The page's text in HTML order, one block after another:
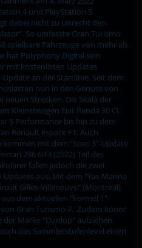
4 und PlayStation 5
dabei nicht zu Unrecht den
So umfasste Gran Turismo
spielbare Fahrzeuge von mehr als
hat Polyphony Digital sein
mit kostenlosen Updates
an der Startlinie. Seit dem
nun in den Genuss von
neuen Strecken. Die Skala der
Kleinstwagen Fiat Panda 30 CL
5 Performance bis hin zu dem
Renault Espace F1. Auch
kommen mit dem "Spec 3"-Update
296 GT3 (2022) Teil des
fallen jedoch die zwei
aus. Mit dem "Yas Marina
Gilles-Villeneuve" (Montreal)
dem aktuellen "Formel 1"-
Gran Turismo 7. Zudem könnt
Marke "Dunlop" aufziehen.
das Sammlerstufenlevel einen